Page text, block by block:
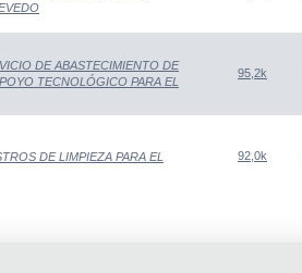
DE ABASTECIMIENTO DE
TECNOLÓGICO PARA EL
95,2k
DE LIMPIEZA PARA EL
92,0k